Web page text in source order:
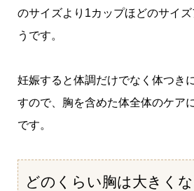
のサイズより1カップほどのサイ
うです。
妊娠すると体調だけでなく体つき
すので、胸を含めた体全体のケア
です。
どのくらい胸は大きく